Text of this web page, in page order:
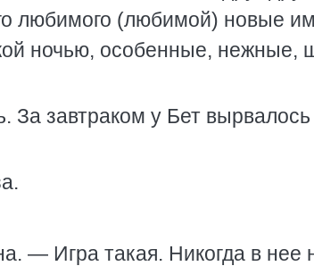
любимого (любимой) новые
ночью, особенные, нежные,
За завтраком у Бет
— Игра такая. Никогда в нее